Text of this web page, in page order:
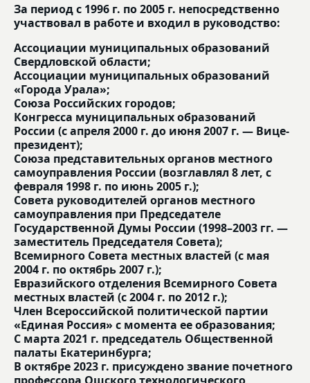
За период с 1996 г. по 2005 г. непосредственно
участвовал в работе и входил в руководство:
Ассоциации муниципальных образований
Свердловской области;
Ассоциации муниципальных образований
«Города Урала»;
Союза Российских городов;
Конгресса муниципальных образований
России (с апреля 2000 г. до июня 2007 г. — Вице-
президент);
Союза представительных органов местного
самоуправления России (возглавлял 8 лет, с
февраля 1998 г. по июнь 2005 г.);
Совета руководителей органов местного
самоуправления при Председателе
Государственной Думы России (1998–2003 гг. —
заместитель Председателя Совета);
Всемирного Совета местных властей (с мая
2004 г. по октябрь 2007 г.);
Евразийского отделения Всемирного Совета
местных властей (с 2004 г. по 2012 г.);
Член Всероссийской политической партии
«Единая Россия» с момента ее образования;
С марта 2021 г. председатель Общественной
палаты Екатеринбурга;
В октябре 2023 г. присуждено звание почетного